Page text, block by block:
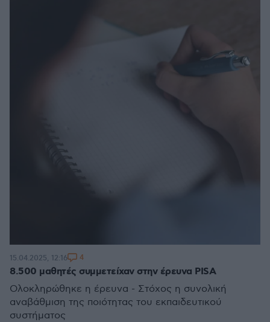
8.500 μαθητές συμμετείχαν στην έρευνα PISA
Ολοκληρώθηκε η έρευνα - Στόχος η συνολική
αναβάθμιση της ποιότητας του εκπαιδευτικού
συστήματος
15.04.2025, 12:16 4